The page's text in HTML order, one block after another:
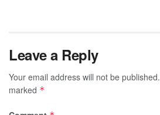
Leave a Reply
Your email address will not be published.
marked *